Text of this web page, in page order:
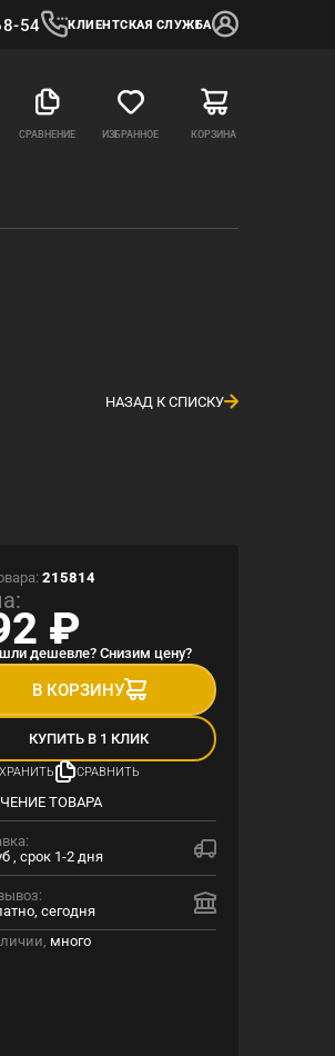
54 КЛИЕНТСКАЯ СЛУЖБА
СРАВНЕНИЕ ИЗБРАННОЕ КОРЗИНА
НАЗАД К СПИСКУ
215814
₽
дешевле? Снизим цену?
В КОРЗИНУ
КУПИТЬ В 1 КЛИК
СРАВНИТЬ
ТОВАРА
, срок 1-2 дня
сегодня
много